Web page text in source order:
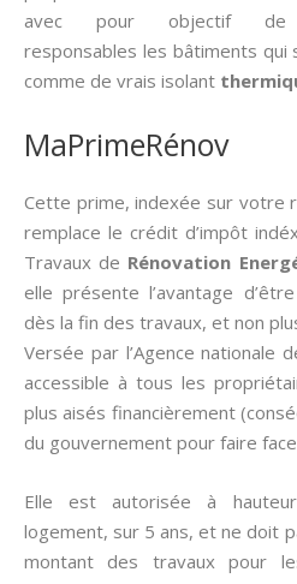
avec pour objectif
responsables les bâtiments
comme de vrais isolant
MaPrimeRénov
Cette prime, indexée sur votre
remplace le crédit d’impôt
Travaux de Rénovation
elle présente l’avantage
dès la fin des travaux, et non
Versée par l’Agence nationale
accessible à tous les
plus aisés financièrement
du gouvernement pour faire
Elle est autorisée à
logement, sur 5 ans, et ne doit
montant des travaux pour